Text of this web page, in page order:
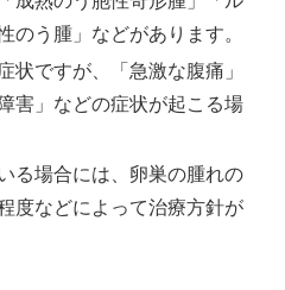
のう腫」などがあります。
状ですが、「急激な腹痛」
害」などの症状が起こる場
る場合には、卵巣の腫れの
度などによって治療方針が